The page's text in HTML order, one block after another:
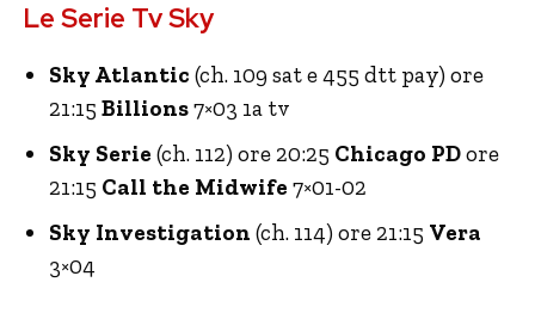
Le Serie Tv Sky
Sky Atlantic (ch. 109 sat e 455 dtt pay) ore
21:15 Billions7×03 1a tv
Sky Serie (ch. 112) ore 20:25 Chicago PDore
21:15 Call the Midwife 7×01-02
Sky Investigation (ch. 114) ore 21:15 Vera
3×04